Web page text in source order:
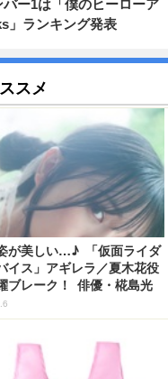
ー1は「僕のヒーローア
」ランキング発表
スメ
が美しい…♪ 「仮面ライダ
イス」アギレラ／夏木花役
ブレーク！ 俳優・椛島光
写真集が予約開始